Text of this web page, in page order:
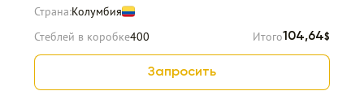
Страна:Колумбия
Стеблей в коробке400 Итого104,64$
Запросить